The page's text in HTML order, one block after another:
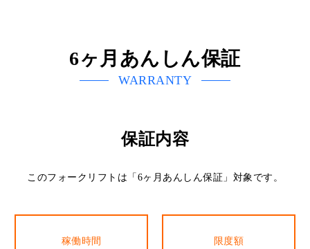
6ヶ月あんしん保証
WARRANTY
保証内容
このフォークリフトは「6ヶ月あんしん保証」対象です。
稼働時間
限度額